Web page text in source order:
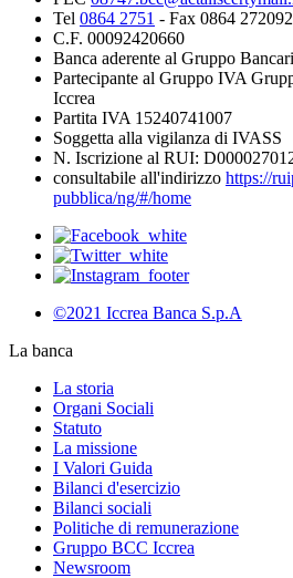
Tel 0864 2751 - Fax 0864 272092
C.F. 00092420660
Banca aderente al Gruppo
Partecipante al Gruppo IVA
Iccrea
Partita IVA 15240741007
Soggetta alla vigilanza di IVASS
N. Iscrizione al RUI:
consultabile all'indirizzo https://
pubblica/ng/#/home
©2021 Iccrea Banca S.p.A
La banca
La storia
Organi Sociali
Statuto
La missione
I Valori Guida
Bilanci d'esercizio
Bilanci sociali
Politiche di remunerazione
Gruppo BCC Iccrea
Newsroom